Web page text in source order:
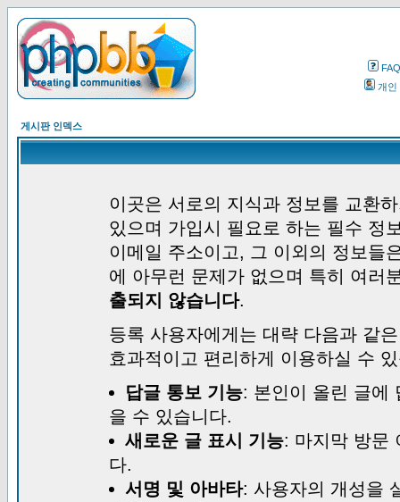
FAQ
개인
게시판 인덱스
이곳은 서로의 지식과 정보를 교환
있으며 가입시 필요로 하는 필수 정
이메일 주소이고, 그 이외의 정보들
에 아무런 문제가 없으며 특히 여러
출되지 않습니다.
등록 사용자에게는 대략 다음과 같
효과적이고 편리하게 이용하실 수
답글 통보 기능: 본인이 올린 글에
을 수 있습니다.
새로운 글 표시 기능: 마지막 방문
다.
서명 및 아바타: 사용자의 개성을